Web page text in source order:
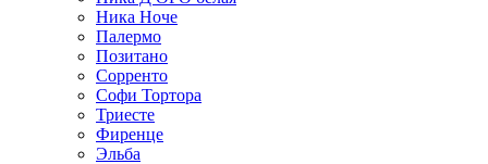
Ника Ноче
Палермо
Позитано
Сорренто
Софи Тортора
Триесте
Фиренце
Эльба